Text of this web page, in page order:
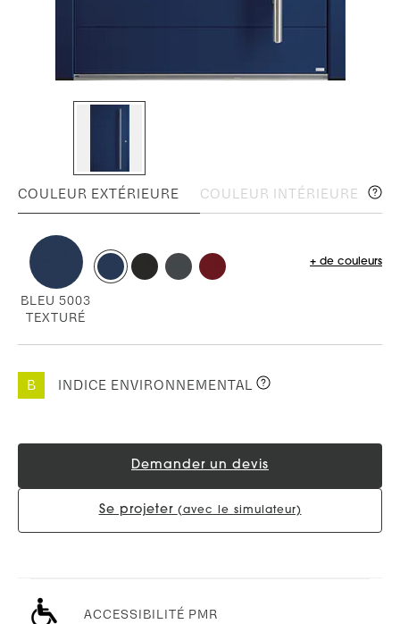
COULEUR EXTÉRIEURE COULEUR INTÉRIEURE
BLEU 5003
TEXTURÉ
+ de couleurs
B INDICE ENVIRONNEMENTAL
Demander un devis
Se projeter (avec le simulateur)
ACCESSIBILITÉ PMR